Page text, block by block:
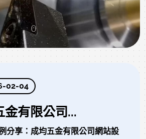
02-04
金有限公司...
分享：成均五金有限公司網站設